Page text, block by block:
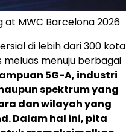
at MWC Barcelona 2026
di lebih dari 300 kota
meluas menuju berbagai
5G-A, industri
spektrum yang
dan wilayah yang
Dalam hal ini, pita